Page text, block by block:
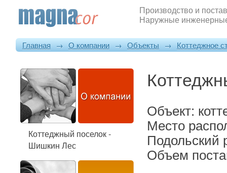
Производство и
Наружные
Главная → О компании → Объекты → Коттеджное
Коттеджный поселок -
Шишкин Лес
Объект:
Место
Подольский
Объем